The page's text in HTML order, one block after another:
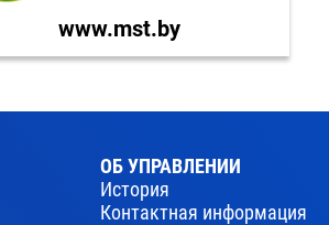
www.mst.by
ОБ УПРАВЛЕНИИ
История
Контактная информация